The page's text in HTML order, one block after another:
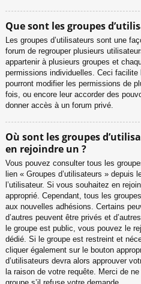
Que sont les groupes
Les groupes d’utilisateurs sont une
forum de regrouper plusieurs
appartenir à plusieurs groupes et
permissions individuelles. Ceci
pourront modifier les permissions de
fois, ou encore leur accorder des
donner accès à un forum privé.
Où sont les groupes
en rejoindre un ?
Vous pouvez consulter tous les
lien « Groupes d’utilisateurs » depuis
l’utilisateur. Si vous souhaitez en
approprié. Cependant, tous les
aux nouvelles adhésions. Certains
d’autres peuvent être privés et
le groupe est public, vous pouvez le
dédié. Si le groupe est restreint et
cliquer également sur le bouton
d’utilisateurs devra alors approuver
la raison de votre requête. Merci de